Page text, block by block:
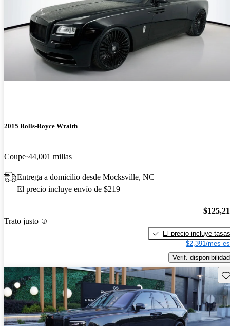
2015 Rolls-Royce Wraith
Coupe 44,001 millas
Entrega a domicilio desde Mocksville, NC
El precio incluye envío de $219
Trato justo
El precio incluye tasas
$2,391/mes
Verif. disponibilidad